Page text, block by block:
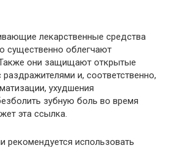
лекарственные средства
существенно облегчают
они защищают открытые
раздражителями и, соответственно,
ухудшения
зубную боль во время
эта ссылка.
рекомендуется использовать